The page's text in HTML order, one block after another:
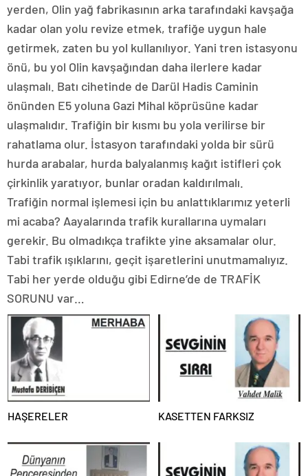
yerden, Olin yağ fabrikasının arka tarafındaki kavşağa
kadar olan yolu revize etmek, trafiğe uygun hale
getirmek, zaten bu yol kullanılıyor. Yani tren istasyonu
önü, bu yol Olin kavşağından daha ilerlere kadar
ulaşmalı. Batı cihetinde de Darül Hadis Caminin
önünden E5 yoluna Gazi Mihal köprüsüne kadar
ulaşmalıdır. Trafiğin bir kısmı bu yola verilirse bir
rahatlama olur. İstasyon tarafındaki yolda bir sürü
hurda arabalar, hurda balyalanmış kağıt istifleri çok
çirkinlik yaratıyor, bunlar oradan kaldırılmalı.
Trafiğin normal işlemesi için bu anlattıklarımız yeterli
mi acaba? Aayalarında trafik kurallarına uymaları
gerekir. Bu olmadıkça trafikte yine aksamalar olur.
Tabi trafik ışıklarını, geçit işaretlerini unutmamalıyız.
Tabi her yerde olduğu gibi Edirne’de de TRAFİK
SORUNU var…
HAŞERELER KASETTEN FARKSIZ